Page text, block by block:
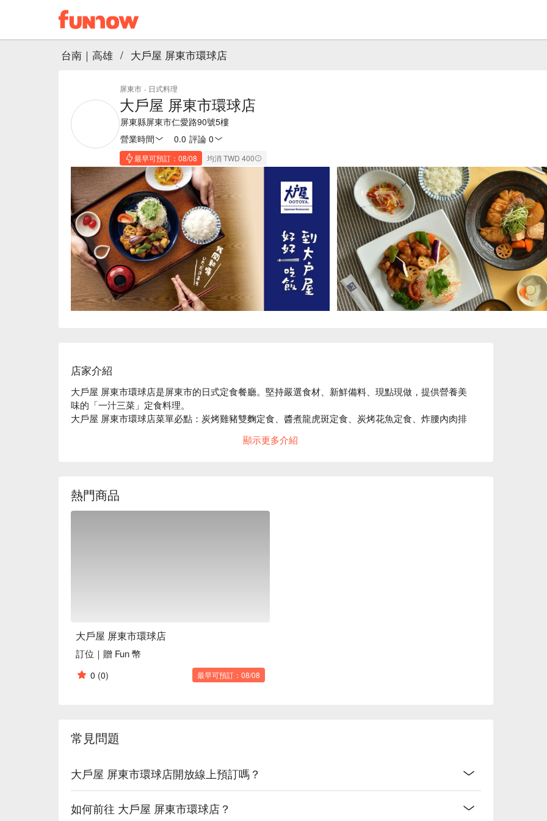
台南｜高雄 / 大戶屋 屏東市環球店
屏東市 · 日式料理
大戶屋 屏東市環球店
屏東縣屏東市仁愛路90號5樓
營業時間
0.0 評論 0
最早可預訂：08/08 均消 TWD 400
店家介紹
大戶屋 屏東市環球店是屏東市的日式定食餐廳。堅持嚴選食材、新鮮備料、現點現做，提供營養美
味的「一汁三菜」定食料理。
大戶屋 屏東市環球店菜單必點：炭烤雞豬雙麴定食、醬煮龍虎斑定食、炭烤花魚定食、炸腰內肉排
顯示更多介紹
熱門商品
大戶屋 屏東市環球店
訂位｜贈 Fun 幣
0 (0) 最早可預訂：08/08
常見問題
大戶屋 屏東市環球店開放線上預訂嗎？
如何前往 大戶屋 屏東市環球店？